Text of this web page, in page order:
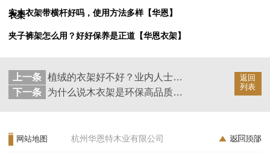
衣架
实木衣架带横杆好吗，使用方法多样【华恩】
夹子裤架怎么用？好好保养是正道【华恩衣架】
返回
列表
上一条
植绒的衣架好不好？业内人士替您解答！--华恩衣架
下一条
为什么说木衣架是环保高品质衣架？--华恩衣架
网站地图 杭州华恩特木业有限公司